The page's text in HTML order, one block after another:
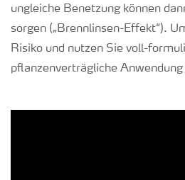
ungleiche Benetzung können
sorgen („Brennlinsen-Effekt“).
Risiko und nutzen Sie voll-
pflanzenverträgliche